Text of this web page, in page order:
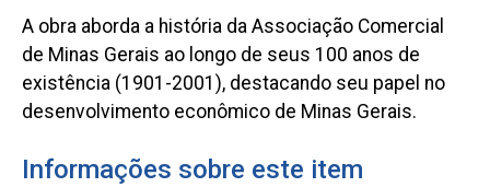
A obra aborda a história da Associação Comercial
de Minas Gerais ao longo de seus 100 anos de
existência (1901-2001), destacando seu papel no
desenvolvimento econômico de Minas Gerais.
Informações sobre este item